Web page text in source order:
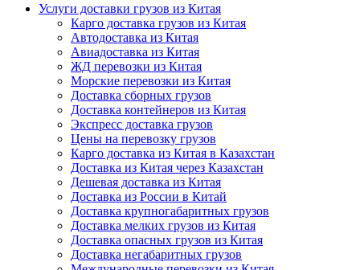
Услуги доставки грузов из Китая
Карго доставка грузов из Китая
Автодоставка из Китая
Авиадоставка из Китая
ЖД перевозки из Китая
Морские перевозки из Китая
Доставка сборных грузов
Доставка контейнеров из Китая
Экспресс доставка грузов
Цены на перевозку грузов
Карго доставка из Китая в Казахстан
Доставка из Китая через Казахстан
Дешевая доставка из Китая
Доставка из России в Китай
Доставка крупногабаритных грузов
Доставка мелких грузов из Китая
Доставка опасных грузов из Китая
Доставка негабаритных грузов